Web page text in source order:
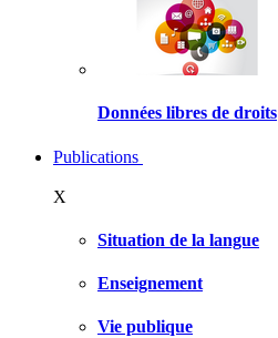
Données libres de droits
Publications
X
Situation de la langue
Enseignement
Vie publique